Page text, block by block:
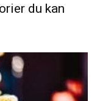
du kan